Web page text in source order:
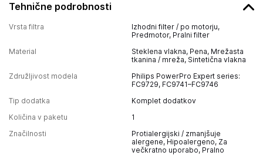
Tehnične podrobnosti
Vrsta filtra
Izhodni filter / po motorju,
Predmotor, Pralni filter
Material
Steklena vlakna, Pena, Mrežasta
tkanina / mreža, Sintetična vlakna
Združljivost modela
Philips PowerPro Expert series:
FC9729, FC9741–FC9746
Tip dodatka
Komplet dodatkov
Količina v paketu
1
Značilnosti
Protialergijski / zmanjšuje
alergene, Hipoalergeno, Za
večkratno uporabo, Pralno